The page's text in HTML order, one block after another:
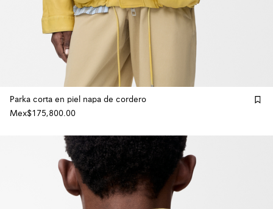
Parka corta en piel napa de cordero
Mex$175,800.00